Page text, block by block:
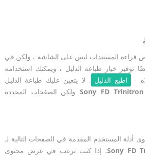
قراءة المستندات ليس على الشاشة ، ولكن في
توفير خيار طباعة الدليل ، ويمكنك استخدامه
-
اطبع الدليل . لا يتعين عليك طباعة الدليل
Sony FD Trinitronولكن الصفحات المحددة
أدلة المستخدم المقدمة في الصفحات التالية لـ
Sony FD. إذا كنت ترغب في عرض محتوى